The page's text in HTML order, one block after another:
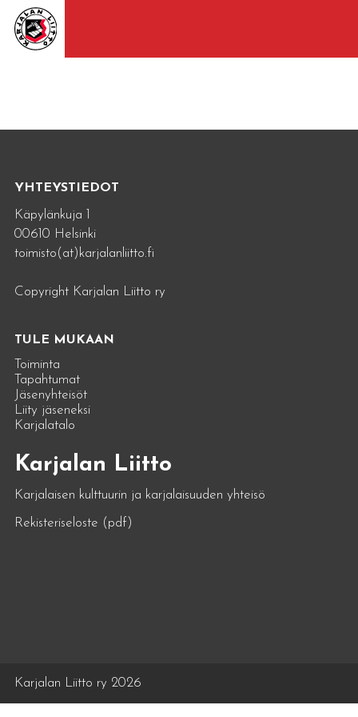
YHTEYSTIEDOT
Käpylänkuja 1
00610 Helsinki
toimisto(at)karjalanliitto.fi
Copyright Karjalan Liitto ry
TULE MUKAAN
Toiminta
Tapahtumat
Jäsenyhteisöt
Liity jäseneksi
Karjalatalo
Karjalan Liitto
Karjalaisen kulttuurin ja karjalaisuuden yhteisö
Rekisteriseloste (pdf)
Karjalan Liitto ry 2026